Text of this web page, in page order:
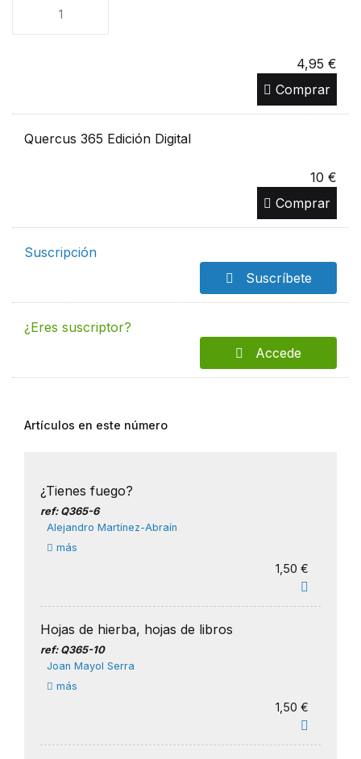
Unidades
4,95 €
Comprar
Quercus 365 Edición Digital
10 €
Comprar
Suscripción
Suscríbete
¿Eres suscriptor?
Accede
Artículos en este número
¿Tienes fuego?
ref: Q365-6
Alejandro Martínez-Abraín
más
1,50 €
Hojas de hierba, hojas de libros
ref: Q365-10
Joan Mayol Serra
más
1,50 €